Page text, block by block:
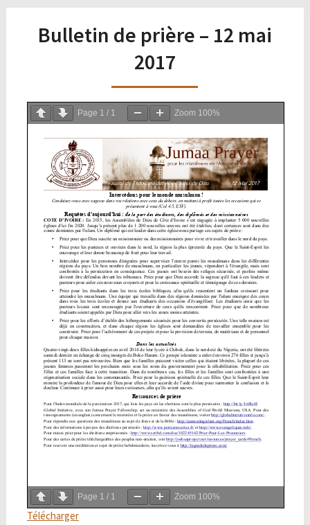
Bulletin de prière – 12 mai
2017
Page 1 / 1 Zoom 100%
Page 1 / 1 Zoom 100%
Télécharger